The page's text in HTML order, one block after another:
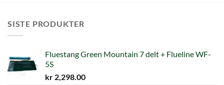
SISTE PRODUKTER
Fluestang Green Mountain 7 delt + Flueline WF-
5S
kr 2,298.00